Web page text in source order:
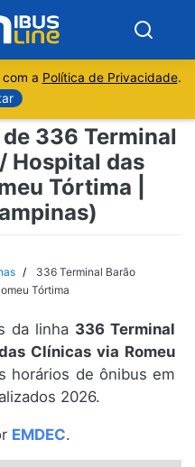
a Política de Privacidade.
336 Terminal
Hospital das
Tórtima |
336 Terminal Barão
Tórtima
da linha 336 Terminal
Clínicas via Romeu
horários de ônibus em
2026.
EMDEC.